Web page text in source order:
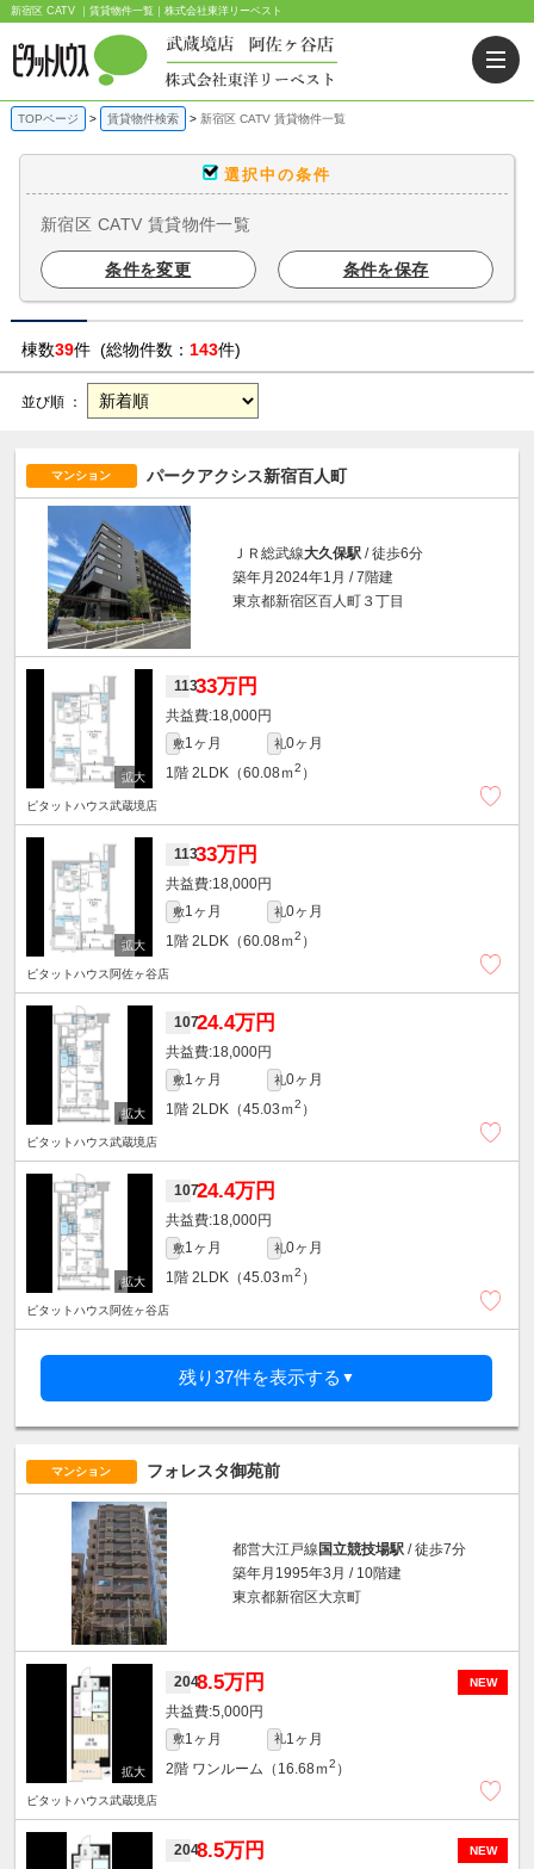
新宿区 CATV ｜賃貸物件一覧｜株式会社東洋リーベスト
TOPページ 賃貸物件検索 新宿区 CATV 賃貸物件一覧
選択中の条件
新宿区 CATV 賃貸物件一覧
条件を変更 条件を保存
棟数39件 (総物件数： 143件)
並び順 ：
マンション パークアクシス新宿百人町
ＪＲ総武線大久保駅 / 徒歩6分
築年月2024年1月 / 7階建
東京都新宿区百人町３丁目
11333万円
18,000円
敷1ヶ月 礼0ヶ月
1階 2LDK（60.08ｍ2 ）
ピタットハウス武蔵境店
11333万円
18,000円
敷1ヶ月 礼0ヶ月
1階 2LDK（60.08ｍ2 ）
ピタットハウス阿佐ヶ谷店
10724.4万円
18,000円
敷1ヶ月 礼0ヶ月
1階 2LDK（45.03ｍ2 ）
ピタットハウス武蔵境店
10724.4万円
18,000円
敷1ヶ月 礼0ヶ月
1階 2LDK（45.03ｍ2 ）
ピタットハウス阿佐ヶ谷店
残り37件を表示する ▼
マンション フォレスタ御苑前
都営大江戸線国立競技場駅 / 徒歩7分
築年月1995年3月 / 10階建
東京都新宿区大京町
NEW
2048.5万円
5,000円
敷1ヶ月 礼1ヶ月
2階 ワンルーム（16.68ｍ2 ）
ピタットハウス武蔵境店
NEW
2048.5万円